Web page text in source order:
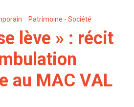
Patrimoine - Société
lève » : récit
au MAC VAL